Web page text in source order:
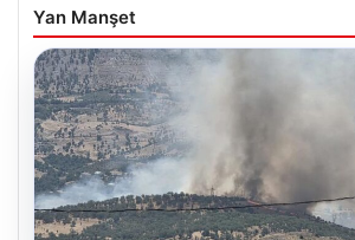
Yan Manşet